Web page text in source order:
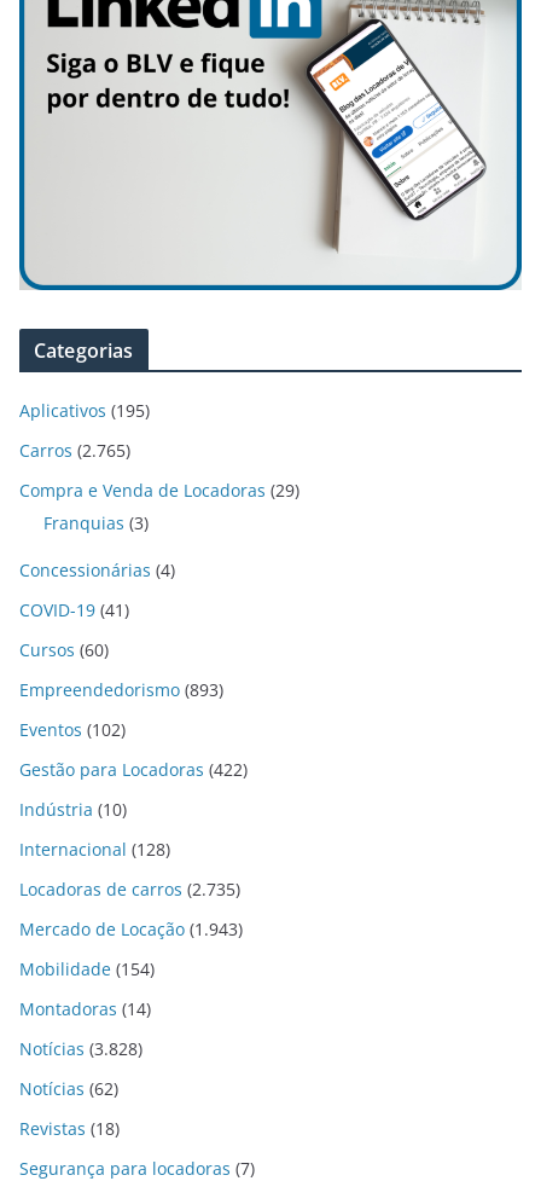
Categorias
Aplicativos (195)
Carros (2.765)
Compra e Venda de Locadoras (29)
Franquias (3)
Concessionárias (4)
COVID-19 (41)
Cursos (60)
Empreendedorismo (893)
Eventos (102)
Gestão para Locadoras (422)
Indústria (10)
Internacional (128)
Locadoras de carros (2.735)
Mercado de Locação (1.943)
Mobilidade (154)
Montadoras (14)
Notícias (3.828)
Notícias (62)
Revistas (18)
Segurança para locadoras (7)